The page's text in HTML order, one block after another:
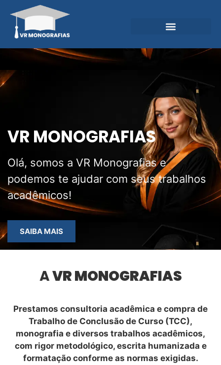
VR MONOGRAFIAS
Olá, somos a VR Monografias e
podemos te ajudar com seus trabalhos
acadêmicos!
SAIBA MAIS
AVR MONOGRAFIAS
Prestamos consultoria acadêmica e compra de
Trabalho de Conclusão de Curso (TCC),
monografia e diversos trabalhos acadêmicos,
com rigor metodológico, escrita humanizada e
formatação conforme as normas exigidas.